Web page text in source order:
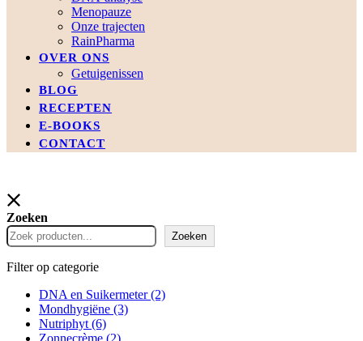
Menopauze
Onze trajecten
RainPharma
OVER ONS
Getuigenissen
BLOG
RECEPTEN
E-BOOKS
CONTACT
Zoeken
Zoeken
Filter op categorie
DNA en Suikermeter(2)
Mondhygiëne (3)
Nutriphyt (6)
Zonnecrème (2)